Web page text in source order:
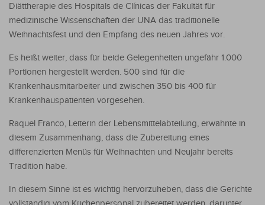
Diättherapie des Hospitals de Clínicas der Fakultät für
medizinische Wissenschaften der UNA das traditionelle
Weihnachtsfest und den Empfang des neuen Jahres vor.
Es heißt weiter, dass für beide Gelegenheiten ungefähr 1.000
Portionen hergestellt werden. 500 sind für die
Krankenhausmitarbeiter und zwischen 350 bis 400 für
Krankenhauspatienten vorgesehen.
Raquel Franco, Leiterin der Lebensmittelabteilung, erwähnte in
diesem Zusammenhang, dass die Zubereitung eines
differenzierten Menüs für Weihnachten und Neujahr bereits
Tradition habe.
In diesem Sinne ist es wichtig hervorzuheben, dass die Gerichte